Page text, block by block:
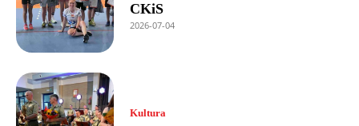
CKiS
2026-07-04
Kultura